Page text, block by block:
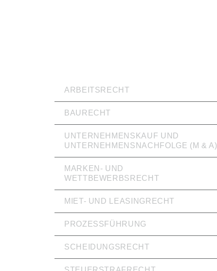
ARBEITSRECHT
BAURECHT
UNTERNEHMENSKAUF UND
UNTERNEHMENSNACHFOLGE (M & A)
MARKEN- UND
WETTBEWERBSRECHT
MIET- UND LEASINGRECHT
PROZESSFÜHRUNG
SCHEIDUNGSRECHT